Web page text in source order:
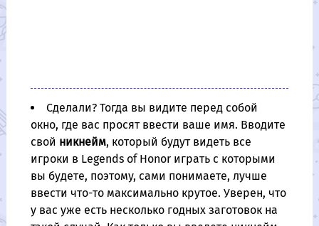
Сделали? Тогда вы видите перед собой
окно, где вас просят ввести ваше имя. Вводите
свой никнейм, который будут видеть все
игроки в Legends of Honor играть с которыми
вы будете, поэтому, сами понимаете, лучше
ввести что-то максимально крутое. Уверен, что
у вас уже есть несколько годных заготовок на